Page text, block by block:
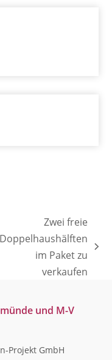
Nächster
Zwei freie
Doppelhaushälften
im Paket zu
verkaufen
und M-V
Projekt GmbH